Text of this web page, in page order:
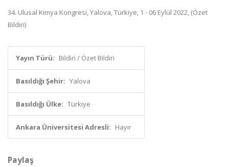
34. Ulusal Kimya Kongresi, Yalova, Türkiye, 1 - 06 Eylül 2022, (Özet
Bildiri)
Yayın Türü: Bildiri / Özet Bildiri
Basıldığı Şehir: Yalova
Basıldığı Ülke: Türkiye
Ankara Üniversitesi Adresli: Hayır
Paylaş